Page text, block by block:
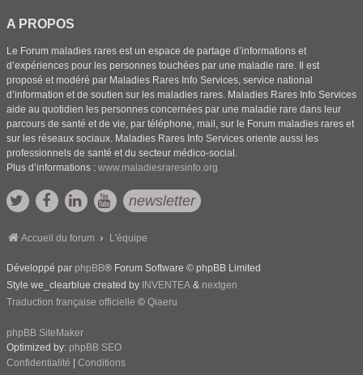
A PROPOS
Le Forum maladies rares est un espace de partage d’informations et
d’expériences pour les personnes touchées par une maladie rare. Il est
proposé et modéré par Maladies Rares Info Services, service national
d’information et de soutien sur les maladies rares. Maladies Rares Info Services
aide au quotidien les personnes concernées par une maladie rare dans leur
parcours de santé et de vie, par téléphone, mail, sur le Forum maladies rares et
sur les réseaux sociaux. Maladies Rares Info Services oriente aussi les
professionnels de santé et du secteur médico-social.
Plus d’informations : www.maladiesraresinfo.org
newsletter
Accueil du forum L'équipe
Développé par phpBB® Forum Software © phpBB Limited
Style we_clearblue created by INVENTEA & nextgen
Traduction française officielle © Qiaeru
phpBB SiteMaker
Optimized by: phpBB SEO
Confidentialité
Conditions